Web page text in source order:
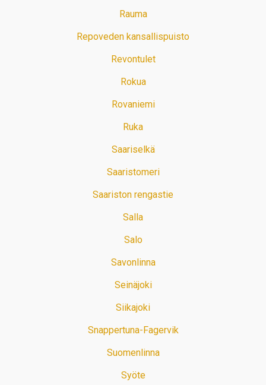
Rauma
Repoveden kansallispuisto
Revontulet
Rokua
Rovaniemi
Ruka
Saariselkä
Saaristomeri
Saariston rengastie
Salla
Salo
Savonlinna
Seinäjoki
Siikajoki
Snappertuna-Fagervik
Suomenlinna
Syöte